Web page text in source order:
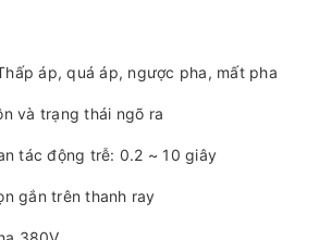
áp, quá áp, ngược pha, mất pha
và trạng thái ngõ ra
tác động trễ: 0.2 ~ 10 giây
gắn trên thanh ray